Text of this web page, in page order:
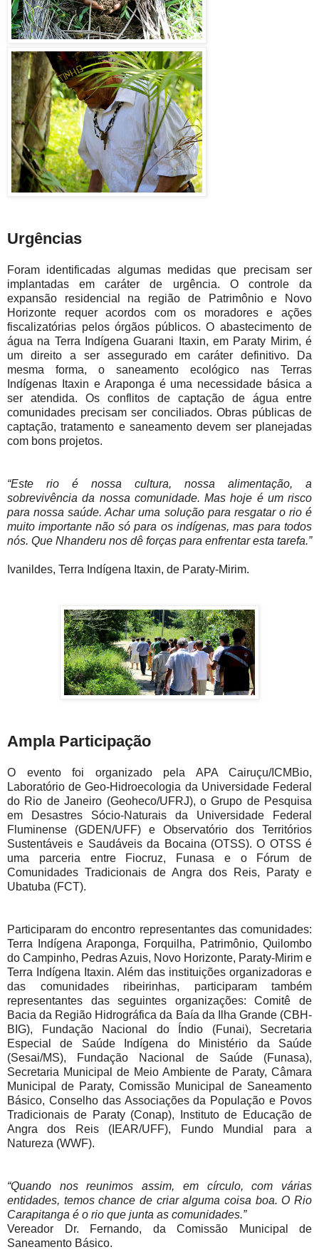
Urgências
Foram identificadas algumas medidas que precisam ser
implantadas em caráter de urgência. O controle da
expansão residencial na região de Patrimônio e Novo
Horizonte requer acordos com os moradores e ações
fiscalizatórias pelos órgãos públicos. O abastecimento de
água na Terra Indígena Guarani Itaxin, em Paraty Mirim, é
um direito a ser assegurado em caráter definitivo. Da
mesma forma, o saneamento ecológico nas Terras
Indígenas Itaxin e Araponga é uma necessidade básica a
ser atendida. Os conflitos de captação de água entre
comunidades precisam ser conciliados. Obras públicas de
captação, tratamento e saneamento devem ser planejadas
com bons projetos.
“Este rio é nossa cultura, nossa alimentação, a
sobrevivência da nossa comunidade. Mas hoje é um risco
para nossa saúde. Achar uma solução para resgatar o rio é
muito importante não só para os indígenas, mas para todos
nós. Que Nhanderu nos dê forças para enfrentar esta tarefa.”
Ivanildes, Terra Indígena Itaxin, de Paraty-Mirim.
Ampla Participação
O evento foi organizado pela APA Cairuçu/ICMBio,
Laboratório de Geo-Hidroecologia da Universidade Federal
do Rio de Janeiro (Geoheco/UFRJ), o Grupo de Pesquisa
em Desastres Sócio-Naturais da Universidade Federal
Fluminense (GDEN/UFF) e Observatório dos Territórios
Sustentáveis e Saudáveis da Bocaina (OTSS). O OTSS é
uma parceria entre Fiocruz, Funasa e o Fórum de
Comunidades Tradicionais de Angra dos Reis, Paraty e
Ubatuba (FCT).
Participaram do encontro representantes das comunidades:
Terra Indígena Araponga, Forquilha, Patrimônio, Quilombo
do Campinho, Pedras Azuis, Novo Horizonte, Paraty-Mirim e
Terra Indígena Itaxin. Além das instituições organizadoras e
das comunidades ribeirinhas, participaram também
representantes das seguintes organizações: Comitê de
Bacia da Região Hidrográfica da Baía da Ilha Grande (CBH-
BIG), Fundação Nacional do Índio (Funai), Secretaria
Especial de Saúde Indígena do Ministério da Saúde
(Sesai/MS), Fundação Nacional de Saúde (Funasa),
Secretaria Municipal de Meio Ambiente de Paraty, Câmara
Municipal de Paraty, Comissão Municipal de Saneamento
Básico, Conselho das Associações da População e Povos
Tradicionais de Paraty (Conap), Instituto de Educação de
Angra dos Reis (IEAR/UFF), Fundo Mundial para a
Natureza (WWF).
“Quando nos reunimos assim, em círculo, com várias
entidades, temos chance de criar alguma coisa boa. O Rio
Carapitanga é o rio que junta as comunidades.”
Vereador Dr. Fernando, da Comissão Municipal de
Saneamento Básico.